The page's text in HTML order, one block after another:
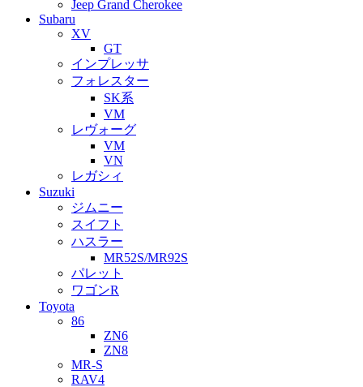
Jeep Grand Cherokee
Subaru
XV
GT
インプレッサ
フォレスター
SK系
VM
レヴォーグ
VM
VN
レガシィ
Suzuki
ジムニー
スイフト
ハスラー
MR52S/MR92S
パレット
ワゴンR
Toyota
86
ZN6
ZN8
MR-S
RAV4